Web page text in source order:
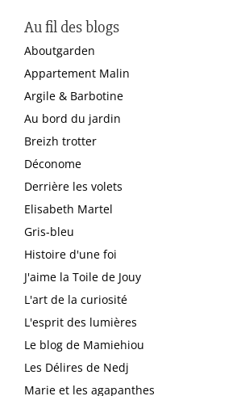
Au fil des blogs
Aboutgarden
Appartement Malin
Argile & Barbotine
Au bord du jardin
Breizh trotter
Déconome
Derrière les volets
Elisabeth Martel
Gris-bleu
Histoire d'une foi
J'aime la Toile de Jouy
L'art de la curiosité
L'esprit des lumières
Le blog de Mamiehiou
Les Délires de Nedj
Marie et les agapanthes